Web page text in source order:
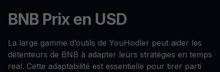
BNB Prix en USD
La large gamme d’outils de YouHodler peut aider les
détenteurs de BNB à adapter leurs stratégies en temps
real. Cette adaptabilité est essentielle pour tirer parti